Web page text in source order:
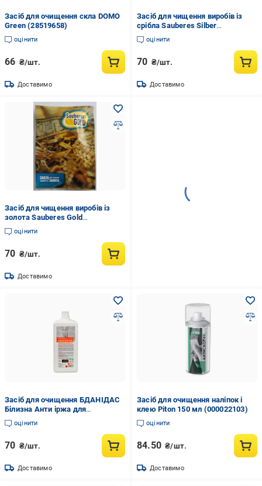
Засіб для очищення скла DOMO
Green (28519658)
оцінити
66 ₴/шт.
Доставимо
Засіб для чищення виробів із
срібла Sauberes Silber
багатоцільовий (12279261)
оцінити
70 ₴/шт.
Доставимо
Засіб для чищення виробів із
золота Sauberes Gold
багатоцільовий (12279236)
оцінити
70 ₴/шт.
Доставимо
Засіб для очищення БДАНІДАС
Білизна Анти іржа для
поверхонь та хірургічних
інструментів від корозії 1 л
оцінити
70 ₴/шт.
Доставимо
Засіб для очищення наліпок і
клею Piton 150 мл (000022103)
оцінити
84.50 ₴/шт.
Доставимо